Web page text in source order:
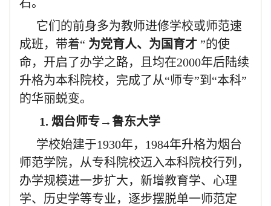
石。
它们的前身多为教师进修学校或师范速
成班，带着“ 为党育人、为国育才 ”的使
命，开启了办学之路，且均在2000年后陆续
升格为本科院校，完成了从“师专”到“本科”
的华丽蜕变。
1. 烟台师专→鲁东大学
学校始建于1930年，1984年升格为烟台
师范学院，从专科院校迈入本科院校行列，
办学规模进一步扩大，新增教育学、心理
学、历史学等专业，逐步摆脱单一师范定